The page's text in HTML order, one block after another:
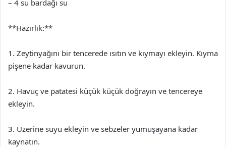
– 4 su bardağı su
**Hazırlık:**
1. Zeytinyağını bir tencerede ısıtın ve kıymayı ekleyin. Kıyma
pişene kadar kavurun.
2. Havuç ve patatesi küçük küçük doğrayın ve tencereye
ekleyin.
3. Üzerine suyu ekleyin ve sebzeler yumuşayana kadar
kaynatın.